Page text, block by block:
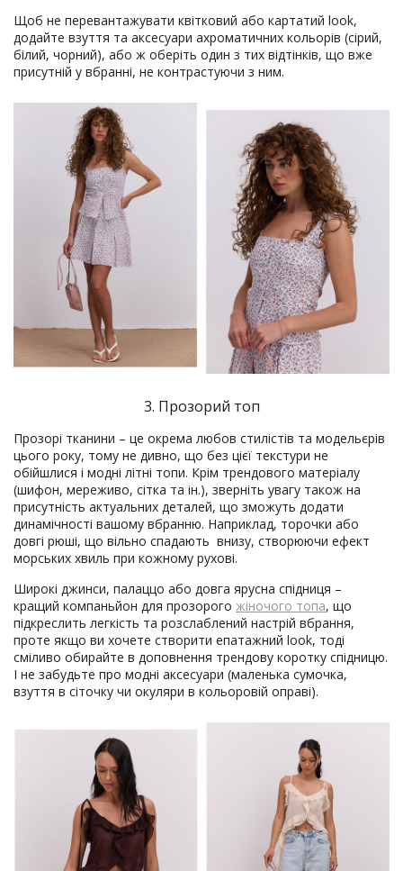
Щоб не перевантажувати квітковий або картатий look,
додайте взуття та аксесуари ахроматичних кольорів (сірий,
білий, чорний), або ж оберіть один з тих відтінків, що вже
присутній у вбранні, не контрастуючи з ним.
3. Прозорий топ
Прозорі тканини – це окрема любов стилістів та модельєрів
цього року, тому не дивно, що без цієї текстури не
обійшлися і модні літні топи. Крім трендового матеріалу
(шифон, мереживо, сітка та ін.), зверніть увагу також на
присутність актуальних деталей, що зможуть додати
динамічності вашому вбранню. Наприклад, торочки або
довгі рюші, що вільно спадають внизу, створюючи ефект
морських хвиль при кожному рухові.
Широкі джинси, палаццо або довга ярусна спідниця –
кращий компаньйон для прозорого жіночого топа, що
підкреслить легкість та розслаблений настрій вбрання,
проте якщо ви хочете створити епатажний look, тоді
сміливо обирайте в доповнення трендову коротку спідницю.
І не забудьте про модні аксесуари (маленька сумочка,
взуття в сіточку чи окуляри в кольоровій оправі).